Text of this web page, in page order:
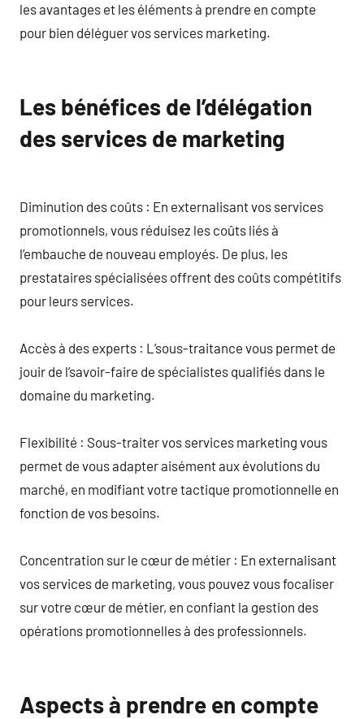
les avantages et les éléments à prendre en compte
pour bien déléguer vos services marketing.
Les bénéfices de l’délégation
des services de marketing
Diminution des coûts : En externalisant vos services
promotionnels, vous réduisez les coûts liés à
l’embauche de nouveau employés. De plus, les
prestataires spécialisées offrent des coûts compétitifs
pour leurs services.
Accès à des experts : L’sous-traitance vous permet de
jouir de l’savoir-faire de spécialistes qualifiés dans le
domaine du marketing.
Flexibilité : Sous-traiter vos services marketing vous
permet de vous adapter aisément aux évolutions du
marché, en modifiant votre tactique promotionnelle en
fonction de vos besoins.
Concentration sur le cœur de métier : En externalisant
vos services de marketing, vous pouvez vous focaliser
sur votre cœur de métier, en confiant la gestion des
opérations promotionnelles à des professionnels.
Aspects à prendre en compte